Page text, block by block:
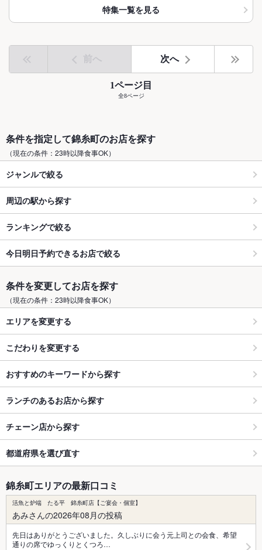
特集一覧を見る
前へ 次へ
1ページ目
全8ページ
条件を指定して錦糸町のお店を探す
（現在の条件：23時以降食事OK）
ジャンルで絞る
周辺の駅から探す
ランキングで絞る
今日明日予約できるお店で絞る
条件を変更してお店を探す
（現在の条件：23時以降食事OK）
エリアを変更する
こだわりを変更する
おすすめのキーワードから探す
ランチのあるお店から探す
チェーン店から探す
都道府県を選び直す
錦糸町エリアの最新口コミ
活魚と炉端 たる平 錦糸町店【ご宴会・個室】
あみさんの2026年08月の投稿
先日はありがとうございました。久しぶりに会う元上司との会食、希望
通りの席でゆっくりとくつろ…